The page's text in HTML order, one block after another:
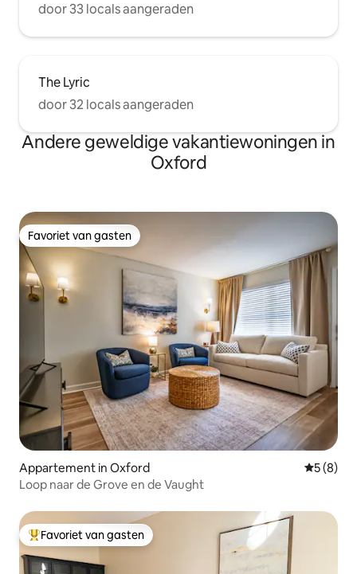
door 33 locals aangeraden
The Lyric
door 32 locals aangeraden
Andere geweldige vakantiewoningen in
Oxford
Favoriet van gasten
Favoriet van gasten
Appartement in Oxford
5 (8)
Loop naar de Grove en de Vaught
Topfavoriet van gasten
Favoriet van gasten